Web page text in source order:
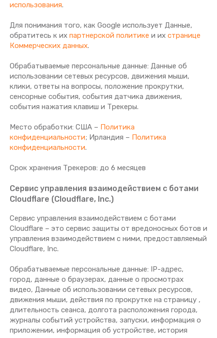
использования.
Для понимания того, как Google использует Данные,
обратитесь к их партнерской политике и их странице
Коммерческих данных.
Обрабатываемые персональные данные: Данные об
использовании сетевых ресурсов, движения мыши,
клики, ответы на вопросы, положение прокрутки,
сенсорные события, события датчика движения,
события нажатия клавиш и Трекеры.
Место обработки: США – Политика
конфиденциальности; Ирландия – Политика
конфиденциальности.
Срок хранения Tрекеров: до 6 месяцев
Сервис управления взаимодействием с ботами
Cloudflare (Cloudflare, Inc.)
Сервис управления взаимодействием с ботами
Cloudflare – это сервис защиты от вредоносных ботов и
управления взаимодействием с ними, предоставляемый
Cloudflare, Inc.
Обрабатываемые персональные данные: IP-адрес,
город, данные о браузерах, данные о просмотрах
видео, Данные об использовании сетевых ресурсов,
движения мыши, действия по прокрутке на страницу ,
длительность сеанса, долгота расположения города,
журналы событий устройства, запуски, информация о
приложении, информация об устройстве, история